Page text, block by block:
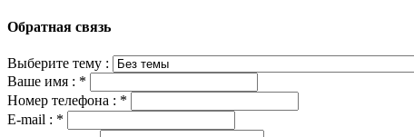
Обратная связь
Выберите тему :
Ваше имя : *
Номер телефона : *
E-mail : *